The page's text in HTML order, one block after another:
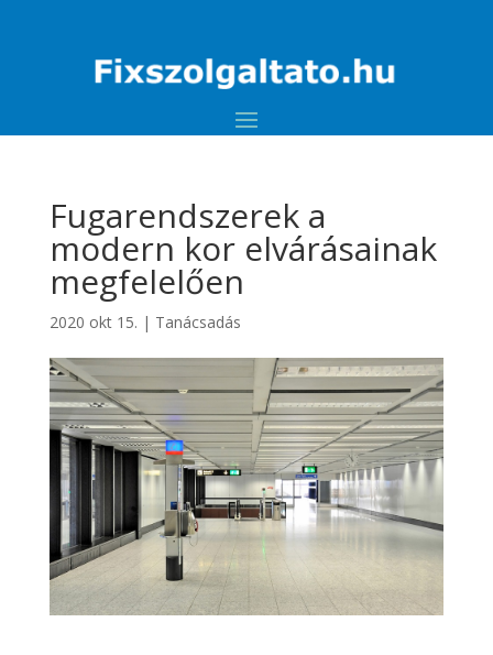
Fugarendszerek a
modern kor elvárásainak
megfelelően
2020 okt 15. | Tanácsadás